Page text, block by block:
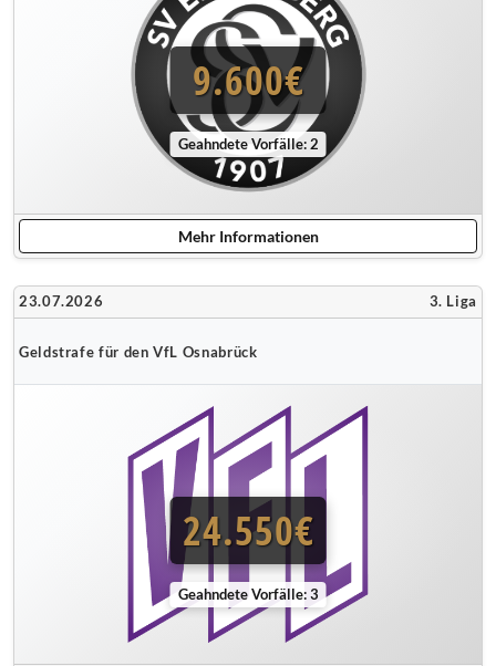
9.600€
Geahndete Vorfälle: 2
Mehr Informationen
23.07.2026 3. Liga
Geldstrafe für den VfL Osnabrück
24.550€
Geahndete Vorfälle: 3